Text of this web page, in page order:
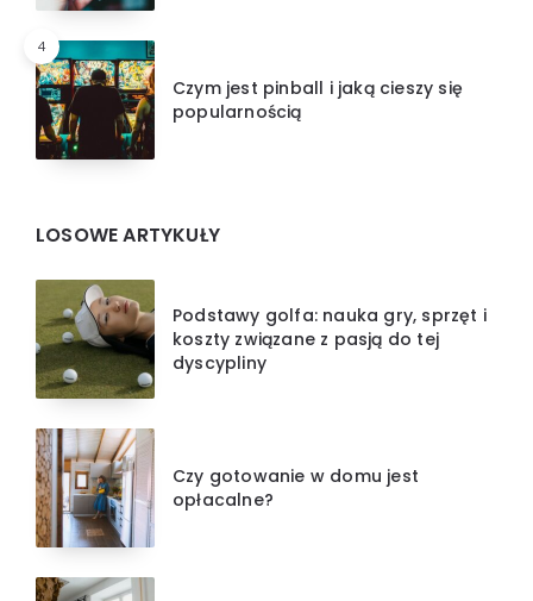
4
Czym jest pinball i jaką cieszy się
popularnością
LOSOWE ARTYKUŁY
Podstawy golfa: nauka gry, sprzęt i
koszty związane z pasją do tej
dyscypliny
Czy gotowanie w domu jest
opłacalne?